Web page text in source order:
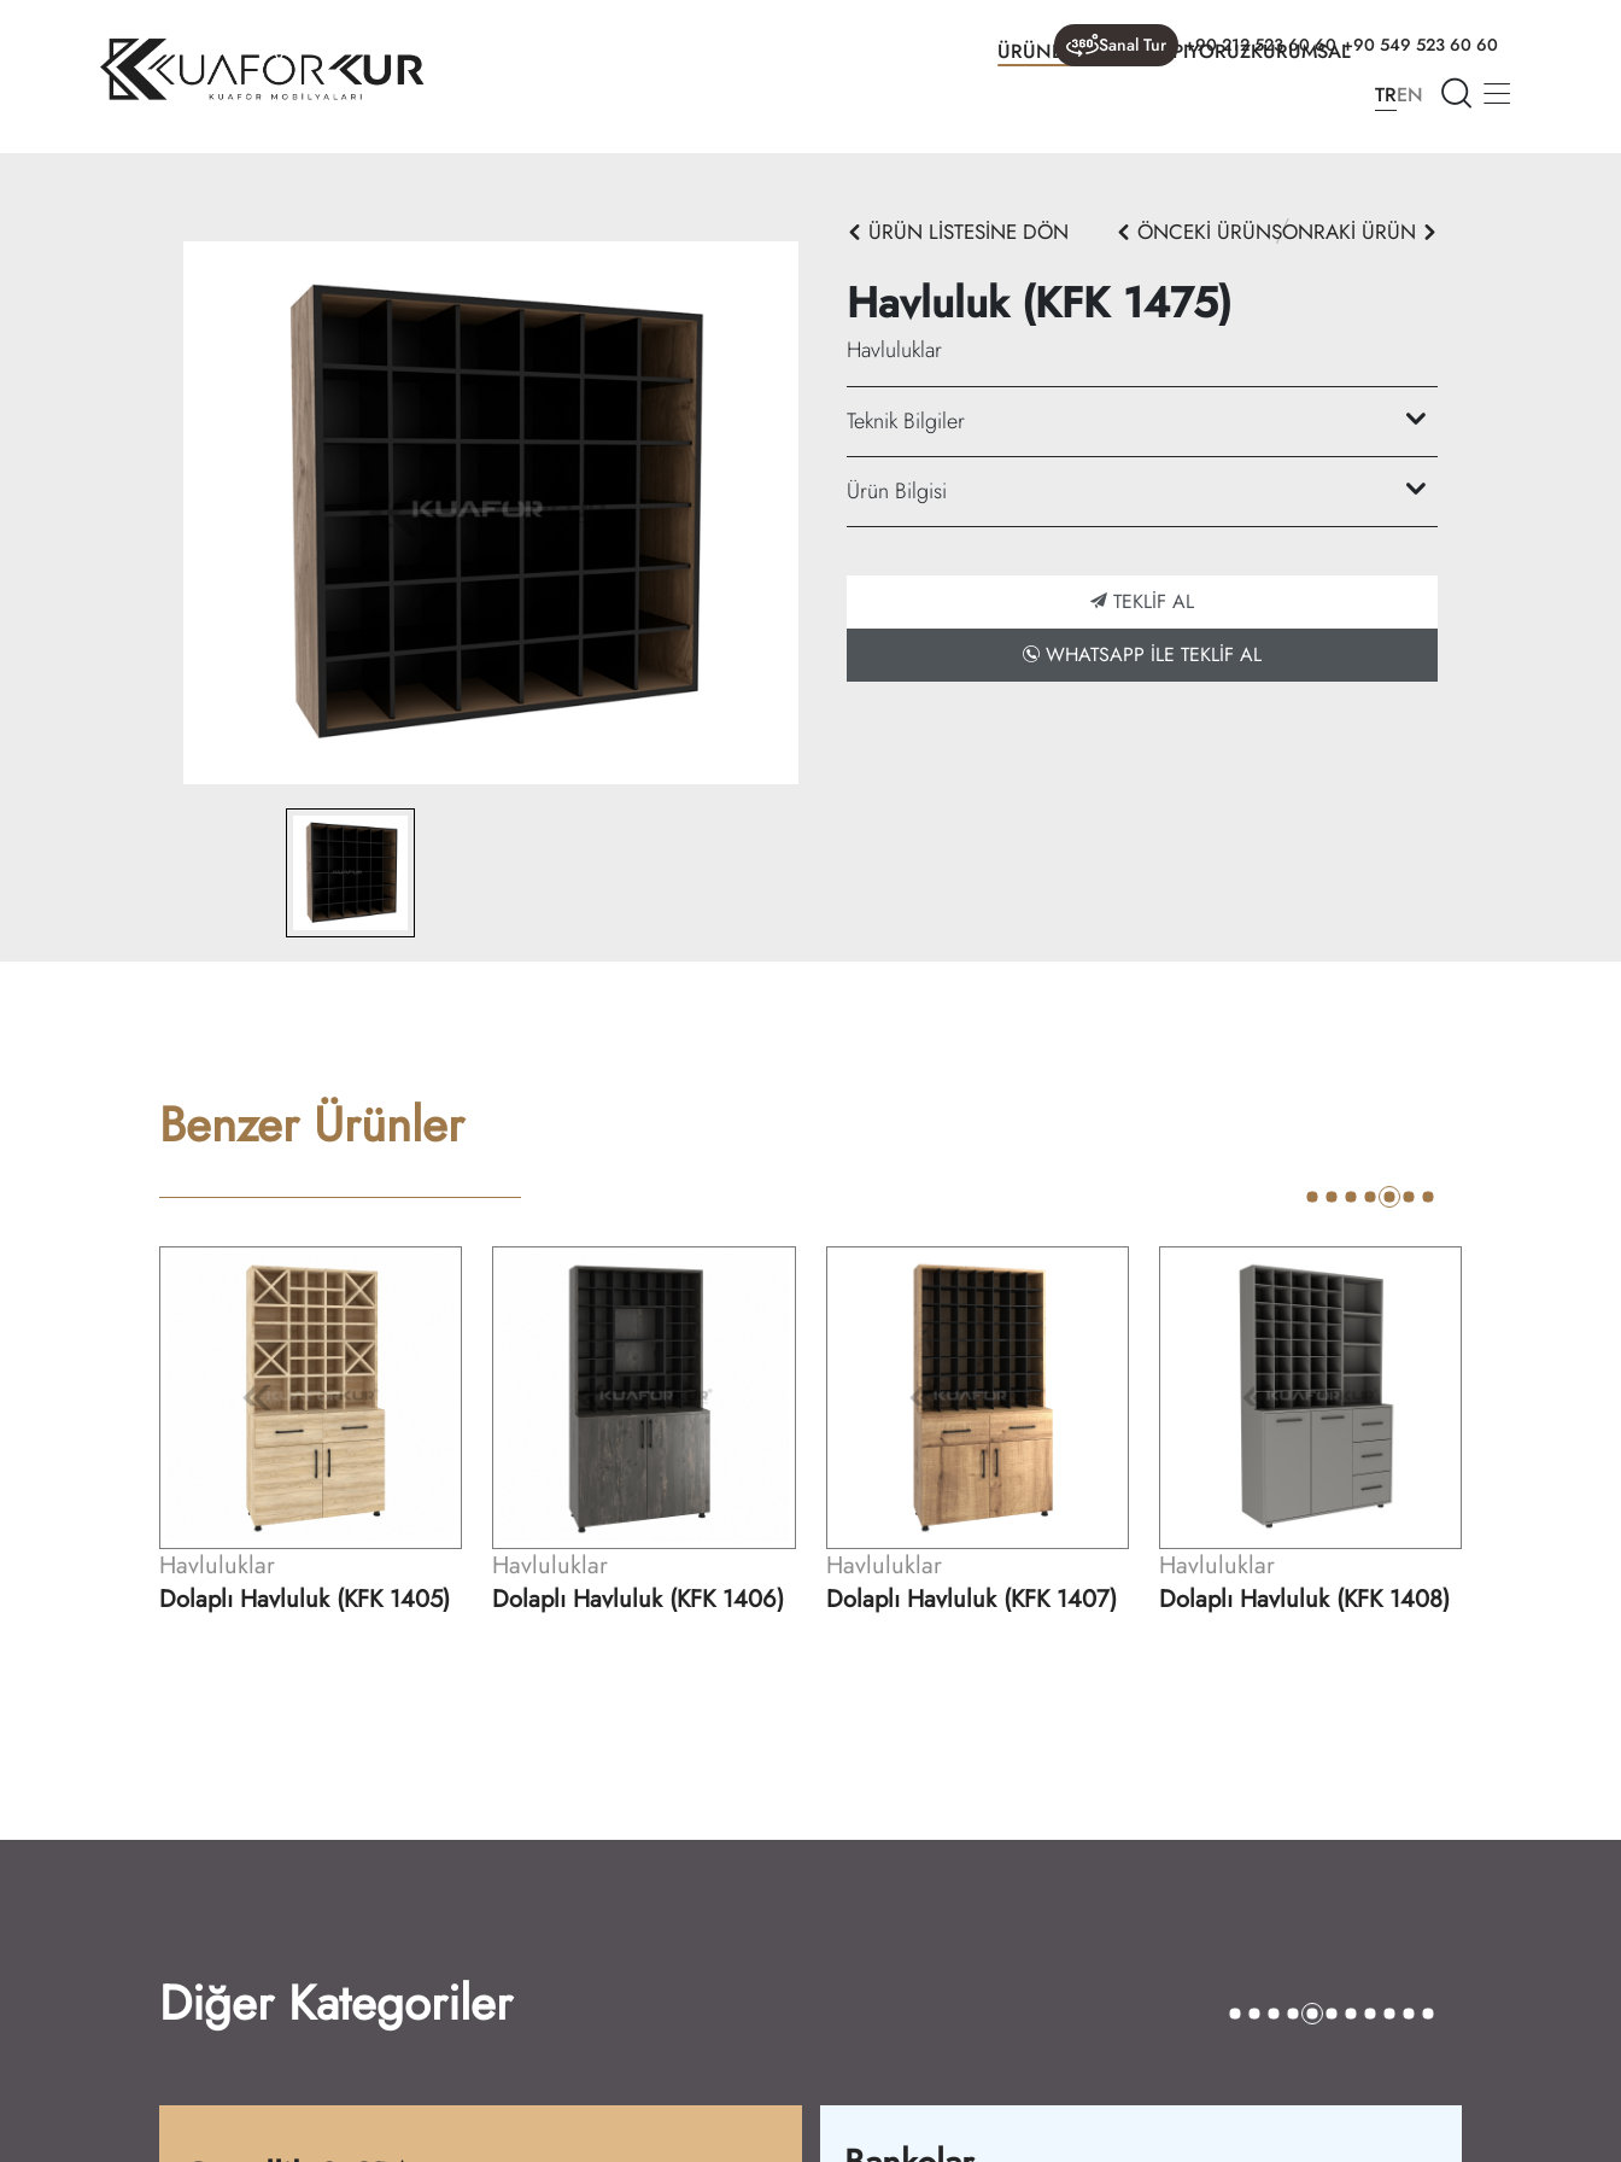
ÜRÜNLERNELER YAPIYORUZKURUMSAL
Sanal Tur +90 212 523 60 60 +90 549 523 60 60
TREN
ÜRÜN LİSTESİNE DÖN ÖNCEKİ ÜRÜNSONRAKİ ÜRÜN
Havluluk (KFK 1475)
Havluluklar
Teknik Bilgiler
Genişliklik: 90 cm
Ürün Bilgisi
TEKLİF AL
WHATSAPP İLE TEKLİF AL
Benzer Ürünler
Havluluklar
Dolaplı Havluluk (KFK 1406)
Havluluklar
Dolaplı Havluluk (KFK 1407)
Havluluklar
Dolaplı Havluluk (KFK 1408)
Havluluklar
Dolaplı Havluluk (KFK 1409)
Diğer Kategoriler